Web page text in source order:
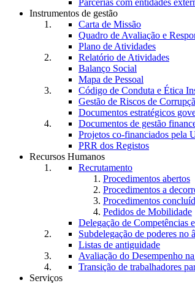
Parcerias com entidades
Instrumentos de gestão
Carta de Missão
Quadro de Avaliação e
Plano de Atividades
Relatório de Atividades
Balanço Social
Mapa de Pessoal
Código de Conduta e Ética
Gestão de Riscos de
Documentos estratégicos
Documentos de gestão
Projetos co-financiados pela
PRR dos Registos
Recursos Humanos
Recrutamento
Procedimentos abertos
Procedimentos a
Procedimentos
Pedidos de Mobilidade
Delegação de Competências
Subdelegação de poderes no
Listas de antiguidade
Avaliação do Desempenho
Transição de trabalhadores
Serviços